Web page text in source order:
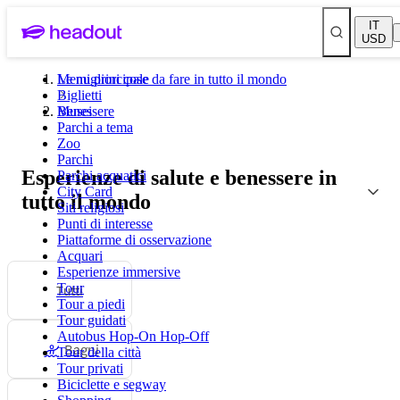
IT
USD
Le migliori cose da fare in tutto il mondo
Biglietti
Musei
Parchi a tema
Zoo
Parchi
Parchi acquatici
City Card
Siti religiosi
Punti di interesse
Piattaforme di osservazione
Acquari
Esperienze immersive
Tour
Tour a piedi
Tour guidati
Autobus Hop-On Hop-Off
Tour della città
Tour privati
Biciclette e segway
Menu principale
Benessere
Esperienze di salute e benessere in
tutto il mondo
Tutti
Bagni